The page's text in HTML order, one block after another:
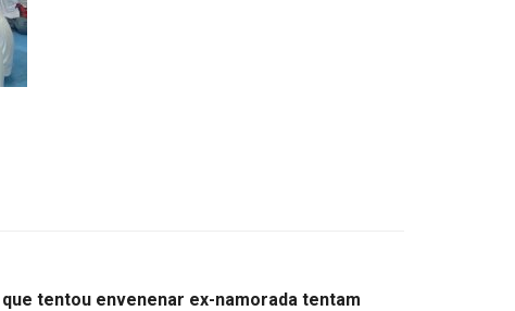
tentou envenenar ex-namorada tentam